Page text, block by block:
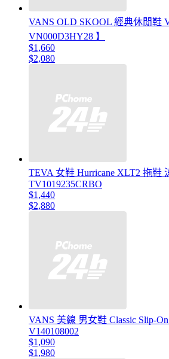
VANS OLD SKOOL 經典休閒鞋
VN000D3HY28 】
$1,660
$2,080
TEVA 女鞋 Hurricane XLT2 拖鞋
TV1019235CRBO
$1,440
$2,880
VANS 美線 男女鞋 Classic Slip-
V140108002
$1,090
$1,980